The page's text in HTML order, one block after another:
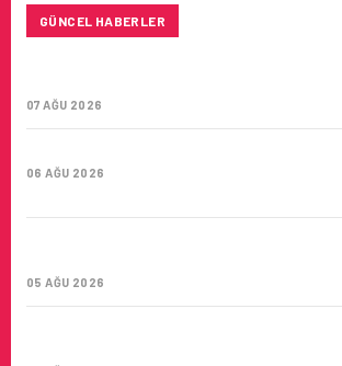
GÜNCEL HABERLER
07 AĞU 2026
06 AĞU 2026
05 AĞU 2026